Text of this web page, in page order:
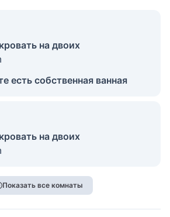
на двоих
есть собственная ванная
на двоих
Показать все комнаты